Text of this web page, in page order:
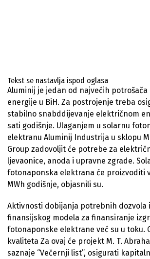
Tekst se nastavlja ispod oglasa
Aluminij je jedan od najvećih
energije u BiH. Za postrojenje treba
stabilno snabddijevanje električnom
sati godišnje. Ulaganjem u solarnu
elektranu Aluminij Industrija u sklopu
Group zadovoljit će potrebe za
ljevaonice, anoda i upravne zgrade.
fotonaponska elektrana će proizvoditi
MWh godišnje, objasnili su.
Aktivnosti dobijanja potrebnih dozvola
finansijskog modela za finansiranje
fotonaponske elektrane već su u toku.
kvaliteta Za ovaj će projekt M. T.
saznaje “Večernji list”, osigurati